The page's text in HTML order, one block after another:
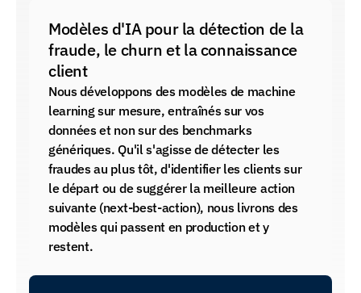
Modèles d'IA pour la détection de la
fraude, le churn et la connaissance
client
Nous développons des modèles de machine
learning sur mesure, entraînés sur vos
données et non sur des benchmarks
génériques. Qu'il s'agisse de détecter les
fraudes au plus tôt, d'identifier les clients sur
le départ ou de suggérer la meilleure action
suivante (next-best-action), nous livrons des
modèles qui passent en production et y
restent.